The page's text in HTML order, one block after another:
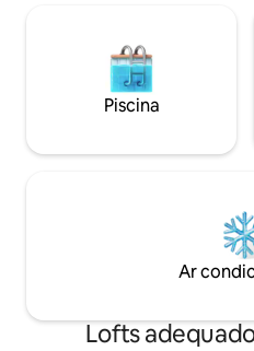
Piscina
Ar
Lofts